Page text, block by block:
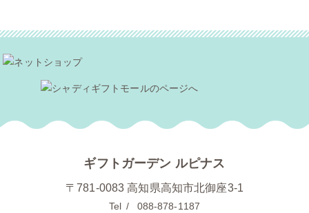
へ
ギフトガーデン ルピナス
〒781-0083 高知県高知市北御座3-1
Tel
088-878-1187